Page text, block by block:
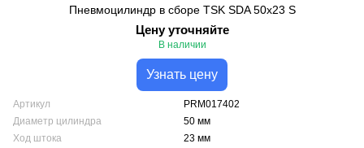
Пневмоцилиндр в сборе TSK SDA 50x23 S
Цену уточняйте
В наличии
Узнать цену
Артикул
PRM017402
Диаметр цилиндра
50 мм
Ход штока
23 мм